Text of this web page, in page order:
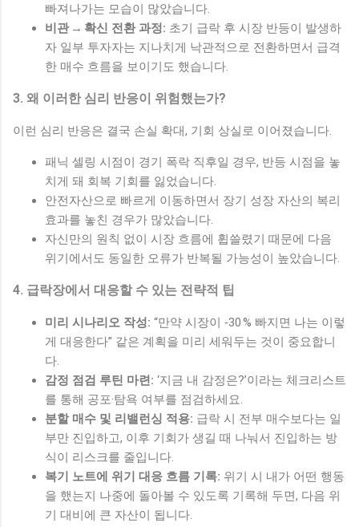
빠져나가는 모습이 많았습니다.
비관 → 확신 전환 과정: 초기 급락 후 시장 반등이 발생하
자 일부 투자자는 지나치게 낙관적으로 전환하면서 급격
한 매수 흐름을 보이기도 했습니다.
3. 왜 이러한 심리 반응이 위험했는가?
이런 심리 반응은 결국 손실 확대, 기회 상실로 이어졌습니다.
패닉 셀링 시점이 경기 폭락 직후일 경우, 반등 시점을 놓
치게 돼 회복 기회를 잃었습니다.
안전자산으로 빠르게 이동하면서 장기 성장 자산의 복리
효과를 놓친 경우가 많았습니다.
자신만의 원칙 없이 시장 흐름에 휩쓸렸기 때문에 다음
위기에서도 동일한 오류가 반복될 가능성이 높았습니다.
4. 급락장에서 대응할 수 있는 전략적 팁
미리 시나리오 작성: “만약 시장이 ‑30 % 빠지면 나는 이렇
게 대응한다” 같은 계획을 미리 세워두는 것이 중요합니
다.
감정 점검 루틴 마련: ‘지금 내 감정은?’이라는 체크리스트
를 통해 공포·탐욕 여부를 점검하세요.
분할 매수 및 리밸런싱 적용: 급락 시 전부 매수보다는 일
부만 진입하고, 이후 기회가 생길 때 나눠서 진입하는 방
식이 리스크를 줄입니다.
복기 노트에 위기 대응 흐름 기록: 위기 시 내가 어떤 행동
을 했는지 나중에 돌아볼 수 있도록 기록해 두면, 다음 위
기 대비에 큰 자산이 됩니다.